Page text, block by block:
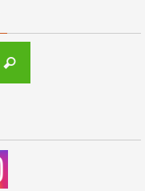
Recherche